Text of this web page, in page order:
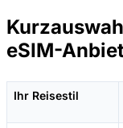
eSIM-
Ihr Reisestil